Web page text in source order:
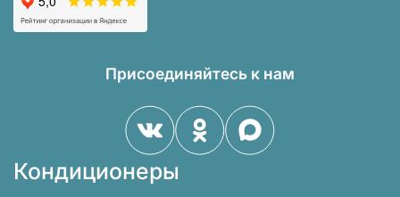
Присоединяйтесь к нам
Кондиционеры